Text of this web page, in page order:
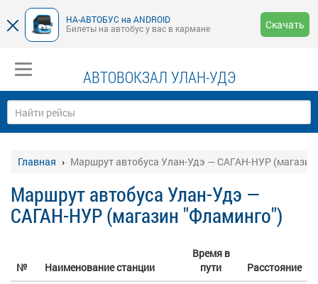
НА-АВТОБУС на ANDROID
Билеты на автобус у вас в кармане
Скачать
АВТОВОКЗАЛ УЛАН-УДЭ
Главная Маршрут автобуса Улан-Удэ — САГАН-НУР
Маршрут автобуса Улан-Удэ —
САГАН-НУР (магазин "Фламинго")
№ Наименование станции
Время в
пути
Расстояние